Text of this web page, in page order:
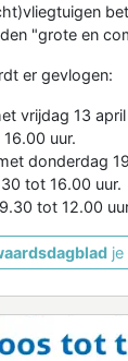
"grote en
er gevlogen:
vrijdag 13
uur.
donderdag
tot 16.00 uur.
tot 12.00
je